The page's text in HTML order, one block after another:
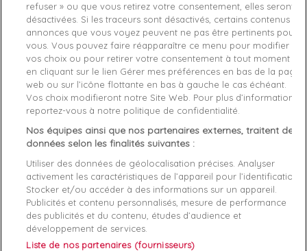
Fiche technique
Couleur Noir
Matière Coton
Homme
Rayon Vetement
Démarque 35 %
Références spécifiques
EAN-13 8719853149126
refuser » ou que vous retirez votre consentement, elles seront
désactivées. Si les traceurs sont désactivés, certains contenus et
annonces que vous voyez peuvent ne pas être pertinents pour
vous. Vous pouvez faire réapparaître ce menu pour modifier
vos choix ou pour retirer votre consentement à tout moment
en cliquant sur le lien Gérer mes préférences en bas de la page
web ou sur l’icône flottante en bas à gauche le cas échéant.
Vos choix modifieront notre Site Web. Pour plus d’informations,
reportez-vous à notre politique de confidentialité.
Nos équipes ainsi que nos partenaires externes, traitent des
données selon les finalités suivantes :
Utiliser des données de géolocalisation précises. Analyser
activement les caractéristiques de l’appareil pour l’identification.
Stocker et/ou accéder à des informations sur un appareil.
Publicités et contenu personnalisés, mesure de performance
des publicités et du contenu, études d’audience et
développement de services.
Liste de nos partenaires (fournisseurs)